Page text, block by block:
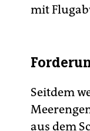
mit
Seitdem
aus dem